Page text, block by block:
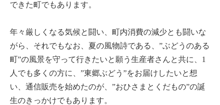
できた町でもあります。
年々厳しくなる気候と闘い、町内消費の減少とも闘いな
がら、それでもなお、夏の風物詩である、”ぶどうのある
町”の風景を守って行きたいと願う生産者さんと共に、1
人でも多くの方に、”東郷ぶどう”をお届けしたいと想
い、通信販売を始めたのが、”おひさまとくだもの”の誕
生のきっかけでもあります。